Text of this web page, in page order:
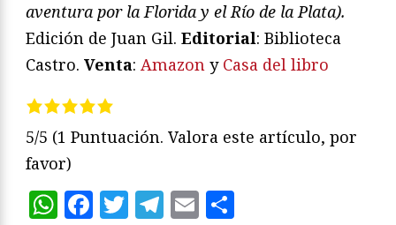
aventura por la Florida y el Río de la Plata).
Edición de Juan Gil. Editorial: Biblioteca
Castro. Venta: Amazon y Casa del libro
5/5 (1 Puntuación. Valora este artículo, por
favor)
WhatsApp
Facebook
Twitter
Telegram
Email